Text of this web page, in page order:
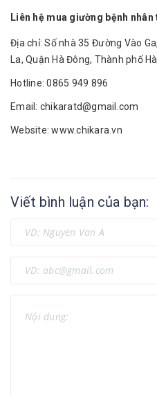
Liên hệ mua giường bệnh nhân
Địa chỉ: Số nhà 35 Đường Vào
La, Quận Hà Đông, Thành phố
Hotline: 0865 949 896
Email: chikaratd@gmail.com
Website:www.chikara.vn
Viết bình luận của bạn: